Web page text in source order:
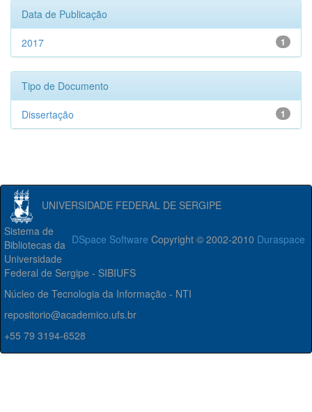
Data de Publicação
1
2017
Tipo de Documento
1
Dissertação
UNIVERSIDADE FEDERAL DE SERGIPE
DSpace Software Copyright © 2002-2010 Duraspace
Sistema de
Bibliotecas da
Universidade
Federal de Sergipe - SIBIUFS
Núcleo de Tecnologia da Informação - NTI
repositorio@academico.ufs.br
+55 79 3194-6528